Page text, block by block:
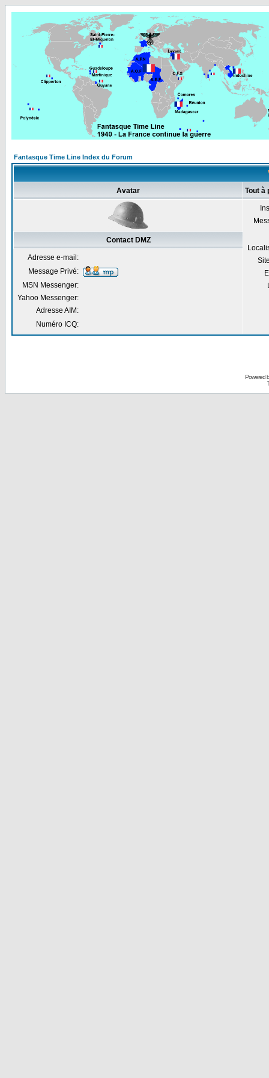
Fantasque Time Line Index du Forum
Avatar Tout à
Contact DMZ
Adresse e-mail:
Message Privé:
MSN Messenger:
Yahoo Messenger:
Adresse AIM:
Numéro ICQ:
Powered